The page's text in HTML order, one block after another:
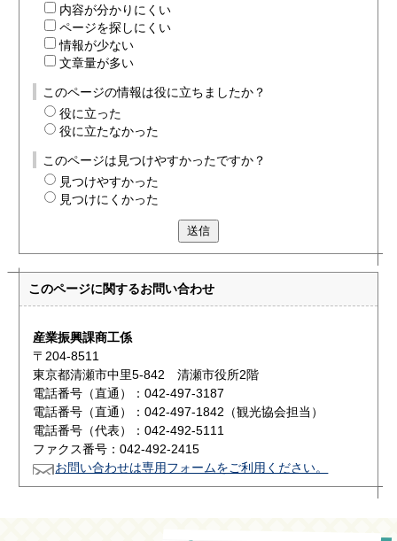
内容が分かりにくい
ページを探しにくい
情報が少ない
文章量が多い
このページの情報は役に立ちましたか？
役に立った
役に立たなかった
このページは見つけやすかったですか？
見つけやすかった
見つけにくかった
送信
このページに関するお問い合わせ
産業振興課商工係
〒204-8511
東京都清瀬市中里5-842 清瀬市役所2階
電話番号（直通）：042-497-3187
電話番号（直通）：042-497-1842（観光協会担当）
電話番号（代表）：042-492-5111
ファクス番号：042-492-2415
お問い合わせは専用フォームをご利用ください。